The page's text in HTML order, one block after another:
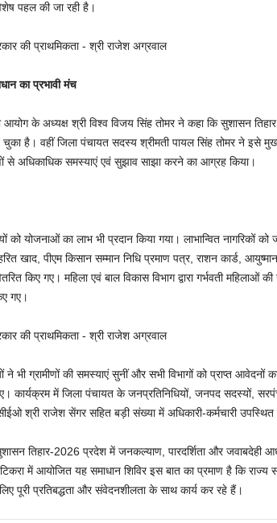
पहल की जा रही है।
का प्रभावी मंच
आयोग के अध्यक्ष श्री विश्व विजय सिंह तोमर ने कहा कि सुशासन
है। वहीं जिला पंचायत सदस्य श्रीमती पायल सिंह तोमर ने इसे
से अधिकाधिक समस्याएं एवं सुझाव साझा करने का आग्रह किया।
को योजनाओं का लाभ भी प्रदान किया गया। लाभान्वित नागरिकों को
खाद, पीएम किसान सम्मान निधि प्रमाण पत्र, राशन कार्ड, आयुष्मान
किए गए। महिला एवं बाल विकास विभाग द्वारा गर्भवती महिलाओं की
गए।
ने भी ग्रामीणों की समस्याएं सुनीं और सभी विभागों को प्राप्त आवेदनों
कार्यक्रम में जिला पंचायत के जनप्रतिनिधियों, जनपद सदस्यों,
श्री राजेश सेंगर सहित बड़ी संख्या में अधिकारी-कर्मचारी उपस्थित
तिहार-2026 प्रदेश में जनकल्याण, पारदर्शिता और जवाबदेही
में आयोजित यह समाधान शिविर इस बात का प्रमाण है कि राज्य
पूरी प्रतिबद्धता और संवेदनशीलता के साथ कार्य कर रहे हैं।